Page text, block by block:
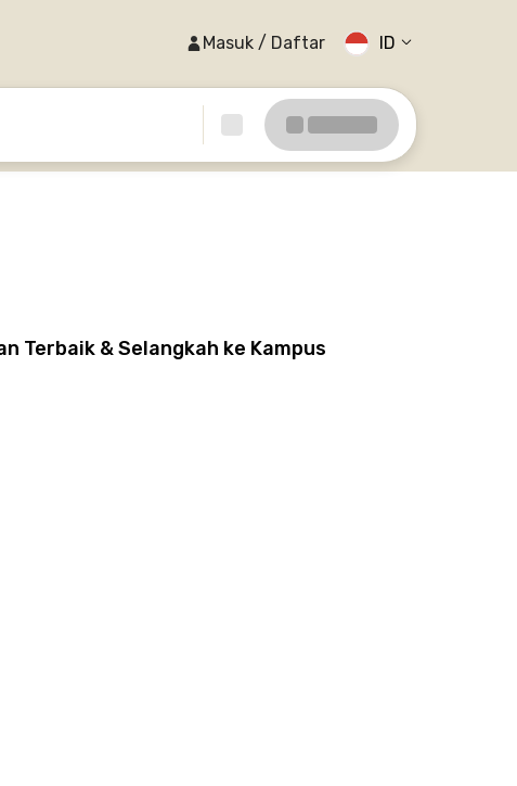
Masuk / Daftar ID
Terbaik & Selangkah ke Kampus